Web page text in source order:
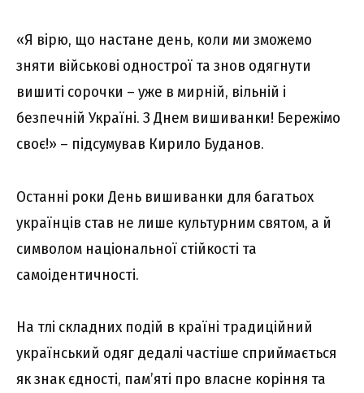
«Я вірю, що настане день, коли ми зможемо
зняти військові однострої та знов одягнути
вишиті сорочки – уже в мирній, вільній і
безпечній Україні. З Днем вишиванки! Бережімо
своє!» – підсумував Кирило Буданов.
Останні роки День вишиванки для багатьох
українців став не лише культурним святом, а й
символом національної стійкості та
самоідентичності.
На тлі складних подій в країні традиційний
український одяг дедалі частіше сприймається
як знак єдності, пам’яті про власне коріння та